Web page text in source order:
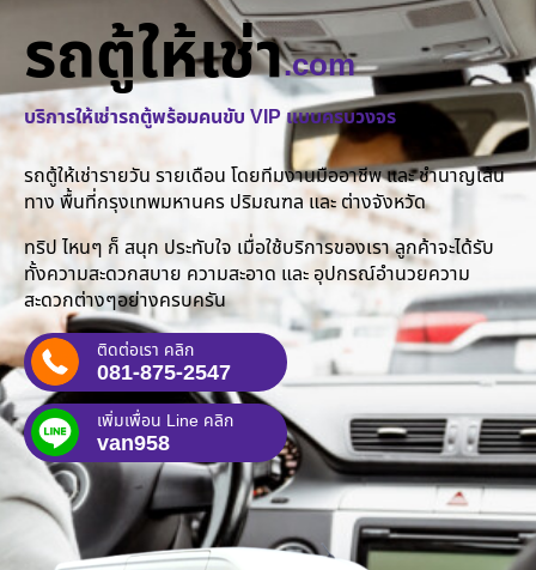
รถตู้ให้เช่า.com
บริการให้เช่ารถตู้พร้อมคนขับ VIP แบบครบวงจร
รถตู้ให้เช่ารายวัน รายเดือน โดยทีมงานมืออาชีพ และ ชำนาญเส้น
ทาง พื้นที่กรุงเทพมหานคร ปริมณฑล และ ต่างจังหวัด
ทริป ไหนๆ ก็ สนุก ประทับใจ เมื่อใช้บริการของเรา ลูกค้าจะได้รับ
ทั้งความสะดวกสบาย ความสะอาด และ อุปกรณ์อำนวยความ
สะดวกต่างๆอย่างครบครัน
ติดต่อเรา คลิก
081-875-2547
เพิ่มเพื่อน Line คลิก
van958